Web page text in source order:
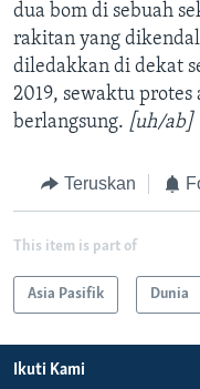
dua bom di sebuah
rakitan yang
diledakkan di dekat
2019, sewaktu
berlangsung. [uh/ab]
Teruskan
This item is part of
Asia Pasifik Dunia
Ikuti Kami